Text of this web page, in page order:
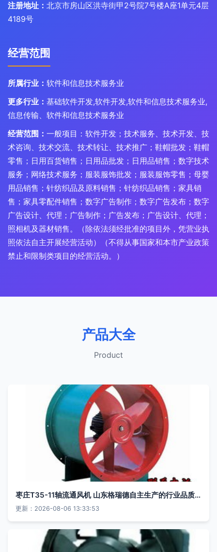
注册地址： 北京市房山区洪寺街甲2号院7号楼A座1单元4层
4189号
经营范围
所属行业： 软件和信息技术服务业
更多行业： 基础软件开发,软件开发,软件和信息技术服务业,
信息传输、软件和信息技术服务业
经营范围： 一般项目：软件开发；技术服务、技术开发、技
术咨询、技术交流、技术转让、技术推广；鞋帽批发；鞋帽
零售；日用百货销售；日用品批发；日用品销售；数字技术
服务；网络技术服务；服装服饰批发；服装服饰零售；母婴
用品销售；针纺织品及原料销售；针纺织品销售；家具销
售；家具零配件销售；数字广告制作；数字广告发布；数字
广告设计、代理；广告制作；广告发布；广告设计、代理；
照相机及器材销售。（除依法须经批准的项目外，凭营业执
照依法自主开展经营活动）（不得从事国家和本市产业政策
禁止和限制类项目的经营活动。）
产品大全
Product
枣庄T35-11轴流通风机 山东格瑞德自主生产的行业品质之选
更新：2026-08-06 13:33:53